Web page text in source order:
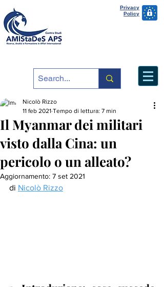
Privacy
Policy
Il Myanmar dei militari
visto dalla Cina: un
pericolo o un alleato?
Nicolò Rizzo
11 feb 2021 Tempo di lettura: 7 min
Aggiornamento: 7 set 2021
di Nicolò Rizzo